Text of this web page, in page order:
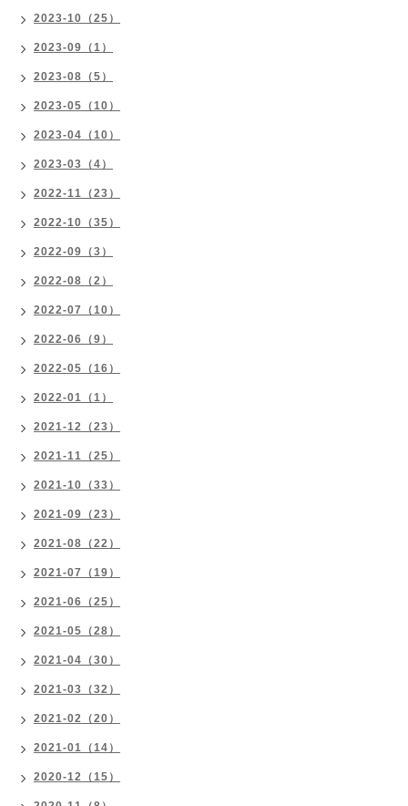
2023-10（25）
2023-09（1）
2023-08（5）
2023-05（10）
2023-04（10）
2023-03（4）
2022-11（23）
2022-10（35）
2022-09（3）
2022-08（2）
2022-07（10）
2022-06（9）
2022-05（16）
2022-01（1）
2021-12（23）
2021-11（25）
2021-10（33）
2021-09（23）
2021-08（22）
2021-07（19）
2021-06（25）
2021-05（28）
2021-04（30）
2021-03（32）
2021-02（20）
2021-01（14）
2020-12（15）